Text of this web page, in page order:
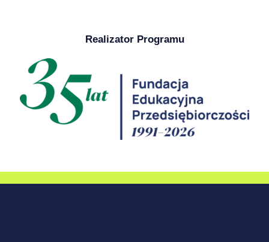
Realizator Programu